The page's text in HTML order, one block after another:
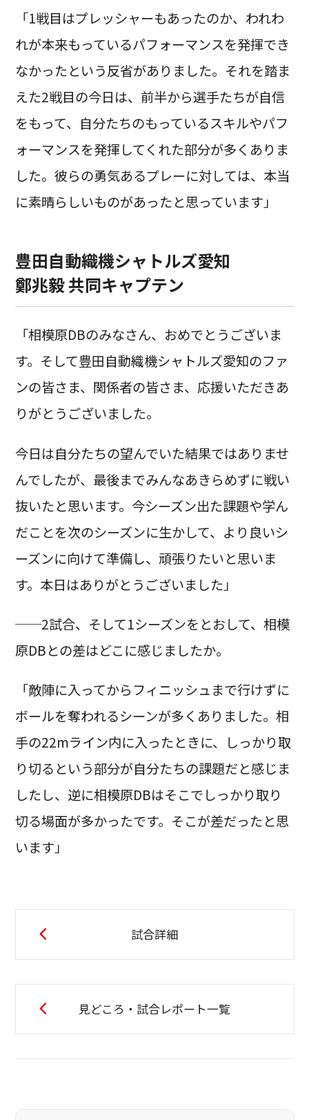
「1戦目はプレッシャーもあったのか、われわ
れが本来もっているパフォーマンスを発揮でき
なかったという反省がありました。それを踏ま
えた2戦目の今日は、前半から選手たちが自信
をもって、自分たちのもっているスキルやパフ
ォーマンスを発揮してくれた部分が多くありま
した。彼らの勇気あるプレーに対しては、本当
に素晴らしいものがあったと思っています」
豊田自動織機シャトルズ愛知
鄭兆毅 共同キャプテン
「相模原DBのみなさん、おめでとうございま
す。そして豊田自動織機シャトルズ愛知のファ
ンの皆さま、関係者の皆さま、応援いただきあ
りがとうございました。
今日は自分たちの望んでいた結果ではありませ
んでしたが、最後までみんなあきらめずに戦い
抜いたと思います。今シーズン出た課題や学ん
だことを次のシーズンに生かして、より良いシ
ーズンに向けて準備し、頑張りたいと思いま
す。本日はありがとうございました」
──2試合、そして1シーズンをとおして、相模
原DBとの差はどこに感じましたか。
「敵陣に入ってからフィニッシュまで行けずに
ボールを奪われるシーンが多くありました。相
手の22mライン内に入ったときに、しっかり取
り切るという部分が自分たちの課題だと感じま
したし、逆に相模原DBはそこでしっかり取り
切る場面が多かったです。そこが差だったと思
います」
試合詳細
見どころ・試合レポート一覧